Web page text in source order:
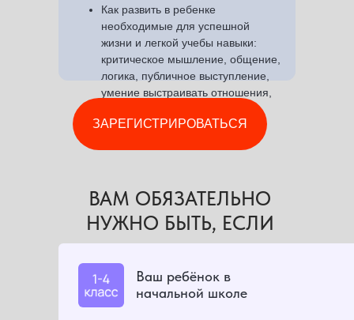
ЗАРЕГИСТРИРОВАТЬСЯ
Как развить в ребенке
необходимые для успешной
жизни и легкой учебы навыки:
критическое мышление, общение,
логика, публичное выступление,
умение выстраивать отношения,
ВАМ ОБЯЗАТЕЛЬНО
НУЖНО БЫТЬ, ЕСЛИ
Ваш ребёнок в
начальной школе